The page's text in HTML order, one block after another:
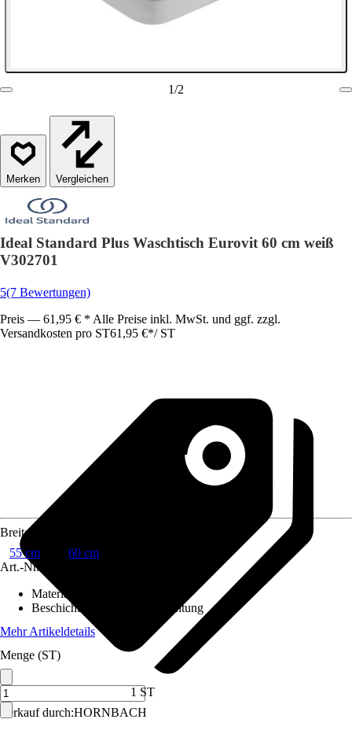
1/2
Vergleichen
Ideal Standard Plus Waschtisch Eurovit 60 cm weiß
V302701
5(7 Bewertungen)
Preis — 61,95 € * Alle Preise inkl. MwSt. und ggf. zzgl.
Versandkosten pro ST61,95 €*/ ST
Verkauf durch:HORNBACH
Breite
55 cm
60 cm
Art.-Nr.
Material
Beschichtung
Ohne Beschichtung
Mehr Artikeldetails
Menge (ST)
1 ST